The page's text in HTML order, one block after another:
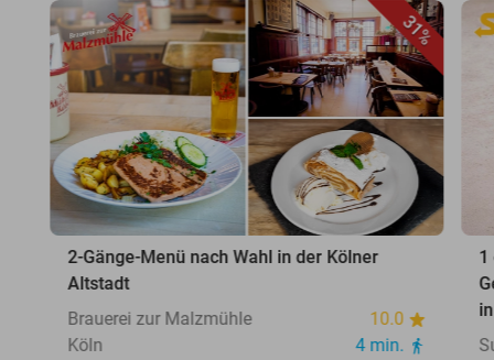
31%
2-Gänge-Menü nach Wahl in der Kölner
Altstadt
Brauerei zur Malzmühle
10.0
Köln
4 min.
1